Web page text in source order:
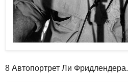
8 Автопортрет Ли Фридлендера.